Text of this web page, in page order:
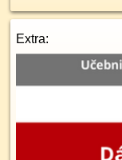
Extra: